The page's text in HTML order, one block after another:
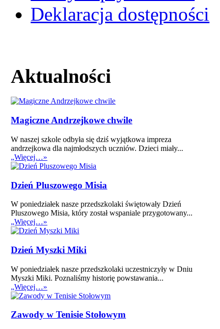
Deklaracja dostępności
Aktualności
Magiczne Andrzejkowe chwile
W naszej szkole odbyła się dziś wyjątkowa impreza
andrzejkowa dla najmłodszych uczniów. Dzieci miały...
„Więcej…»
Dzień Pluszowego Misia
W poniedziałek nasze przedszkolaki świętowały Dzień
Pluszowego Misia, który został wspaniale przygotowany...
„Więcej…»
Dzień Myszki Miki
W poniedziałek nasze przedszkolaki uczestniczyły w Dniu
Myszki Miki. Poznaliśmy historię powstawania...
„Więcej…»
Zawody w Tenisie Stołowym